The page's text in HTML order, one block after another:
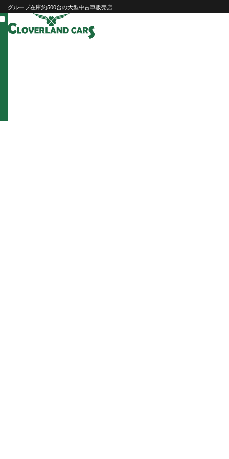
Skip
to
content
グループ在庫約500台の大型中古車販売店